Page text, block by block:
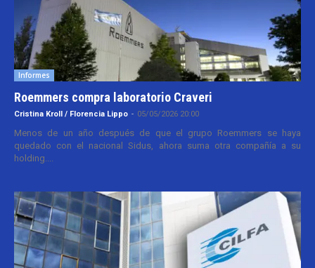
Informes
Roemmers compra laboratorio Craveri
Cristina Kroll / Florencia Lippo - 05/05/2026 20:00
Menos de un año después de que el grupo Roemmers se haya
quedado con el nacional Sidus, ahora suma otra compañía a su
holding....